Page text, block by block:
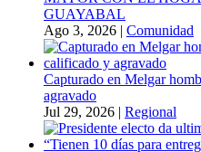
GUAYABAL
Ago 3, 2026 | Comunidad
Capturado en Melgar
agravado
Jul 29, 2026 | Regional